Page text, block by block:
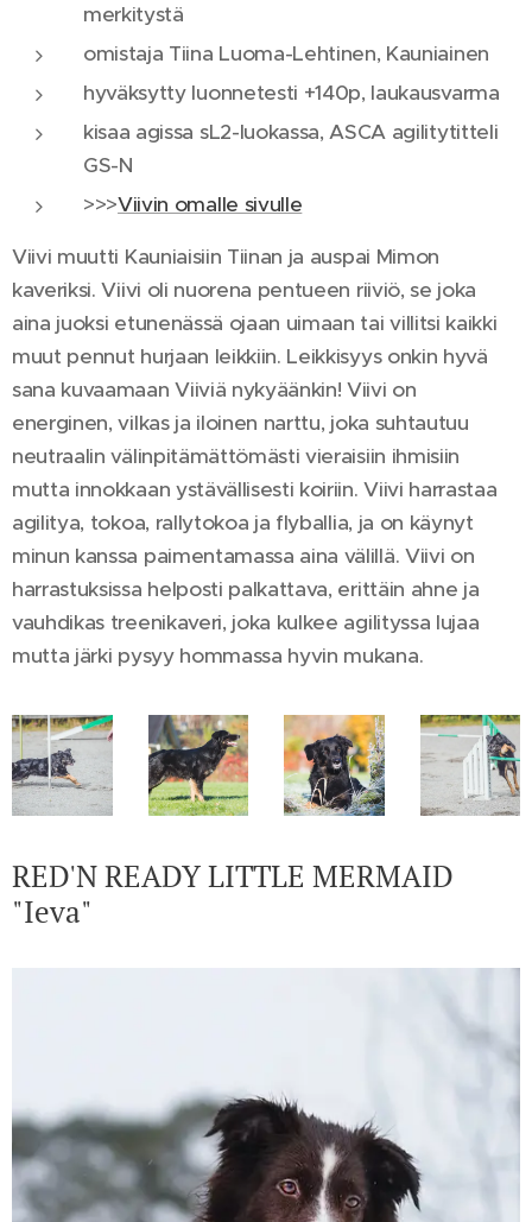
merkitystä
omistaja Tiina Luoma-Lehtinen, Kauniainen
hyväksytty luonnetesti +140p, laukausvarma
kisaa agissa sL2-luokassa, ASCA agilitytitteli
GS-N
>>>Viivin omalle sivulle
Viivi muutti Kauniaisiin Tiinan ja auspai Mimon
kaveriksi. Viivi oli nuorena pentueen riiviö, se joka
aina juoksi etunenässä ojaan uimaan tai villitsi kaikki
muut pennut hurjaan leikkiin. Leikkisyys onkin hyvä
sana kuvaamaan Viiviä nykyäänkin! Viivi on
energinen, vilkas ja iloinen narttu, joka suhtautuu
neutraalin välinpitämättömästi vieraisiin ihmisiin
mutta innokkaan ystävällisesti koiriin. Viivi harrastaa
agilitya, tokoa, rallytokoa ja flyballia, ja on käynyt
minun kanssa paimentamassa aina välillä. Viivi on
harrastuksissa helposti palkattava, erittäin ahne ja
vauhdikas treenikaveri, joka kulkee agilityssa lujaa
mutta järki pysyy hommassa hyvin mukana.
RED'N READY LITTLE MERMAID
"Ieva"